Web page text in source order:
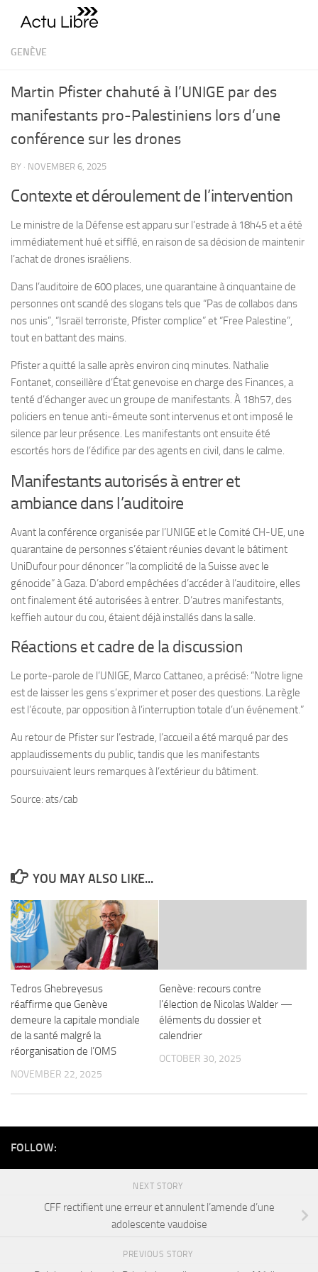
Skip to content
GENÈVE
Martin Pfister chahuté à l’UNIGE par des
manifestants pro-Palestiniens lors d’une
conférence sur les drones
BY · NOVEMBER 6, 2025
Contexte et déroulement de l’intervention
Le ministre de la Défense est apparu sur l’estrade à 18h45 et a été
immédiatement hué et sifflé, en raison de sa décision de maintenir
l’achat de drones israéliens.
Dans l’auditoire de 600 places, une quarantaine à cinquantaine de
personnes ont scandé des slogans tels que “Pas de collabos dans
nos unis”, “Israël terroriste, Pfister complice” et “Free Palestine”,
tout en battant des mains.
Pfister a quitté la salle après environ cinq minutes. Nathalie
Fontanet, conseillère d’État genevoise en charge des Finances, a
tenté d’échanger avec un groupe de manifestants. À 18h57, des
policiers en tenue anti-émeute sont intervenus et ont imposé le
silence par leur présence. Les manifestants ont ensuite été
escortés hors de l’édifice par des agents en civil, dans le calme.
Manifestants autorisés à entrer et
ambiance dans l’auditoire
Avant la conférence organisée par l’UNIGE et le Comité CH-UE, une
quarantaine de personnes s’étaient réunies devant le bâtiment
UniDufour pour dénoncer “la complicité de la Suisse avec le
génocide” à Gaza. D’abord empêchées d’accéder à l’auditoire, elles
ont finalement été autorisées à entrer. D’autres manifestants,
keffieh autour du cou, étaient déjà installés dans la salle.
Réactions et cadre de la discussion
Le porte-parole de l’UNIGE, Marco Cattaneo, a précisé: “Notre ligne
est de laisser les gens s’exprimer et poser des questions. La règle
est l’écoute, par opposition à l’interruption totale d’un événement.”
Au retour de Pfister sur l’estrade, l’accueil a été marqué par des
applaudissements du public, tandis que les manifestants
poursuivaient leurs remarques à l’extérieur du bâtiment.
Source: ats/cab
YOU MAY ALSO LIKE...
Tedros Ghebreyesus
réaffirme que Genève
demeure la capitale mondiale
de la santé malgré la
réorganisation de l’OMS
NOVEMBER 22, 2025
Genève: recours contre
l’élection de Nicolas Walder —
éléments du dossier et
calendrier
OCTOBER 30, 2025
FOLLOW:
NEXT STORY
CFF rectifient une erreur et annulent l’amende d’une
adolescente vaudoise
PREVIOUS STORY